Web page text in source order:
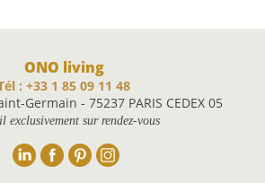
ONO living
: +33 1 85 09 11 48
Germain - 75237 PARIS CEDEX 05
exclusivement sur rendez-vous
Linkedin